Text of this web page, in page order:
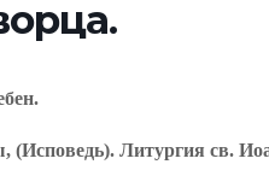
(Исповедь). Литургия св.